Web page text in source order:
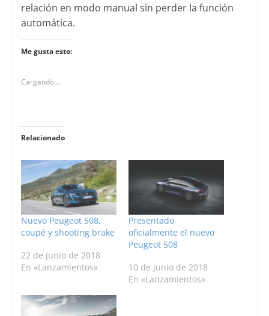
relación en modo manual sin perder la función
automática.
Me gusta esto:
Cargando...
Relacionado
Nuevo Peugeot 508,
coupé y shooting brake
22 de junio de 2018
En «Lanzamientos»
Presentado
oficialmente el nuevo
Peugeot 508
10 de junio de 2018
En «Lanzamientos»